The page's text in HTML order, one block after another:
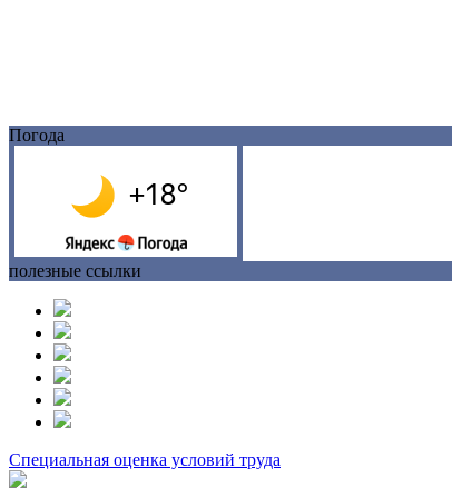
Погода
полезные ссылки
Специальная оценка условий труда